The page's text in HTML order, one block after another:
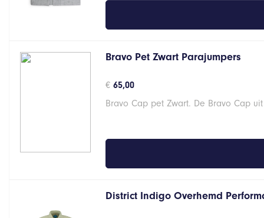
Bravo Pet Zwart Parajumpers
€ 65,00
Bravo Cap pet Zwart. De Bravo Cap
District Indigo Overhemd